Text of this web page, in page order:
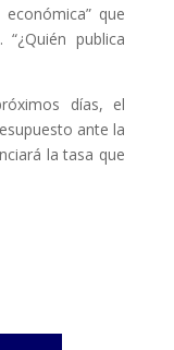
que
publica
días, el
ante la
la tasa que